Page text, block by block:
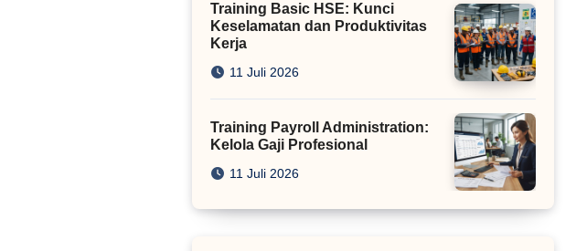
Training Basic HSE: Kunci
Keselamatan dan Produktivitas
Kerja
11 Juli 2026
Training Payroll Administration:
Kelola Gaji Profesional
11 Juli 2026